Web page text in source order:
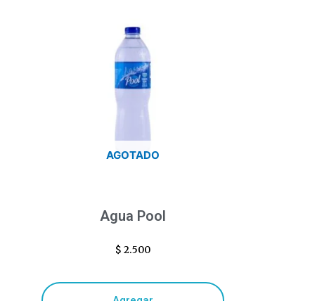
AGOTADO
Agua Pool
$ 2.500